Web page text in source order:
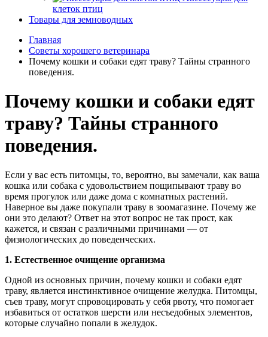
клеток птиц
Товары для земноводных
Главная
Советы хорошего ветеринара
Почему кошки и собаки едят траву? Тайны странного
поведения.
Почему кошки и собаки едят
траву? Тайны странного
поведения.
Если у вас есть питомцы, то, вероятно, вы замечали, как ваша
кошка или собака с удовольствием пощипывают траву во
время прогулок или даже дома с комнатных растений.
Наверное вы даже покупали траву в зоомагазине. Почему же
они это делают? Ответ на этот вопрос не так прост, как
кажется, и связан с различными причинами — от
физиологических до поведенческих.
1. Естественное очищение организма
Одной из основных причин, почему кошки и собаки едят
траву, является инстинктивное очищение желудка. Питомцы,
съев траву, могут спровоцировать у себя рвоту, что помогает
избавиться от остатков шерсти или несъедобных элементов,
которые случайно попали в желудок.